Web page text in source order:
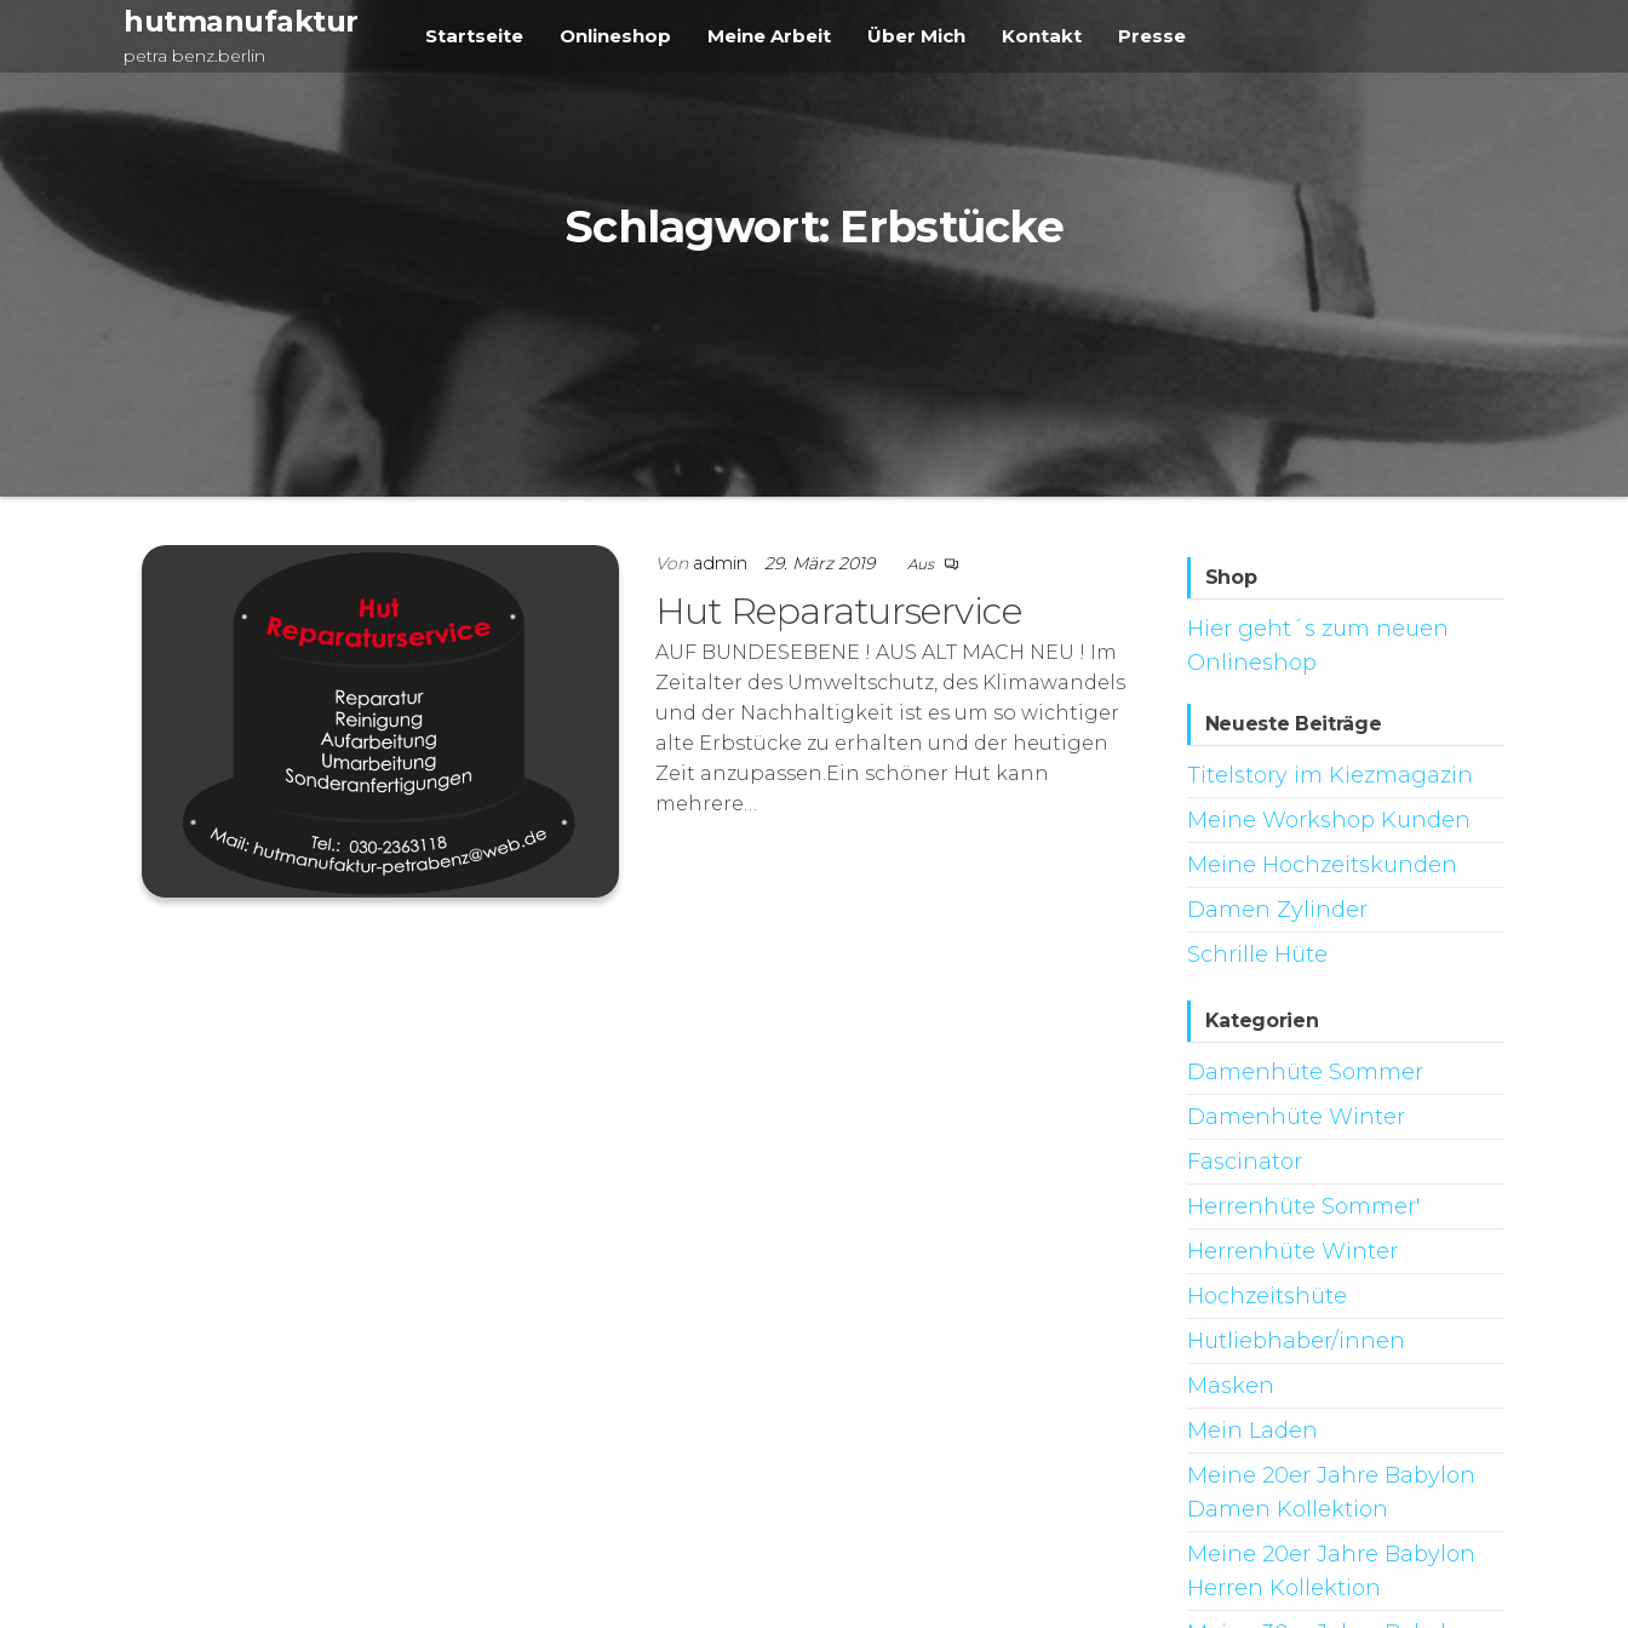
hutmanufaktur
petra benz.berlin
Startseite Onlineshop Meine Arbeit Über Mich Kontakt Presse
Schlagwort: Erbstücke
Vonadmin 29. März 2019 Aus
Hut Reparaturservice
AUF BUNDESEBENE ! AUS ALT MACH NEU ! Im
Zeitalter des Umweltschutz, des Klimawandels
und der Nachhaltigkeit ist es um so wichtiger
alte Erbstücke zu erhalten und der heutigen
Zeit anzupassen.Ein schöner Hut kann
mehrere…
Shop
Hier geht´s zum neuen
Onlineshop
Neueste Beiträge
Titelstory im Kiezmagazin
Meine Workshop Kunden
Meine Hochzeitskunden
Damen Zylinder
Schrille Hüte
Kategorien
Damenhüte Sommer
Damenhüte Winter
Fascinator
Herrenhüte Sommer'
Herrenhüte Winter
Hochzeitshüte
Hutliebhaber/innen
Masken
Mein Laden
Meine 20er Jahre Babylon
Damen Kollektion
Meine 20er Jahre Babylon
Herren Kollektion